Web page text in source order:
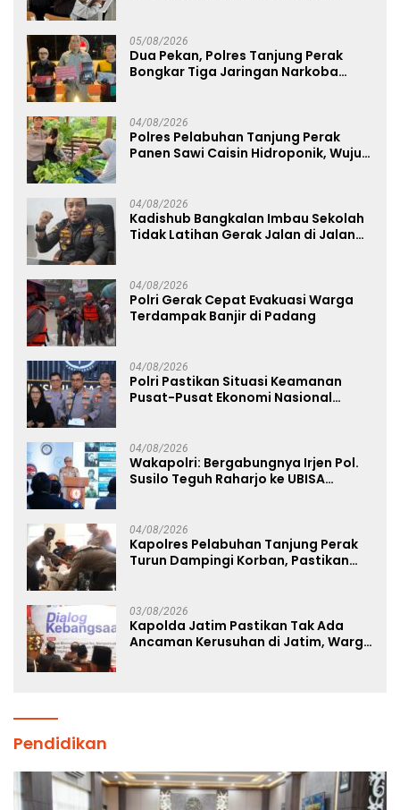
05/08/2026
Dua Pekan, Polres Tanjung Perak
Bongkar Tiga Jaringan Narkoba
04/08/2026
Polres Pelabuhan Tanjung Perak
Panen Sawi Caisin Hidroponik, Wujud
04/08/2026
Kadishub Bangkalan Imbau Sekolah
Tidak Latihan Gerak Jalan di Jalan
04/08/2026
Polri Gerak Cepat Evakuasi Warga
Terdampak Banjir di Padang
04/08/2026
Polri Pastikan Situasi Keamanan
Pusat-Pusat Ekonomi Nasional
04/08/2026
Wakapolri: Bergabungnya Irjen Pol.
Susilo Teguh Raharjo ke UBISA
04/08/2026
Kapolres Pelabuhan Tanjung Perak
Turun Dampingi Korban, Pastikan
03/08/2026
Kapolda Jatim Pastikan Tak Ada
Ancaman Kerusuhan di Jatim, Warga
Pendidikan